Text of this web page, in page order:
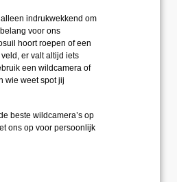
indrukwekkend om
voor ons
hoort roepen of een
er valt altijd iets
een wildcamera of
wie weet spot jij
beste wildcamera’s op
ons op voor persoonlijk